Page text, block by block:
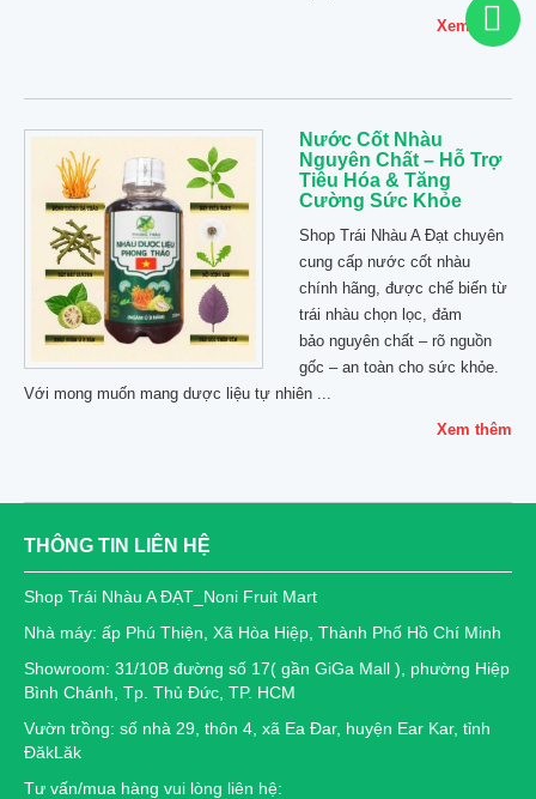
Xem thêm
Nước Cốt Nhàu
Nguyên Chất – Hỗ Trợ
Tiêu Hóa & Tăng
Cường Sức Khỏe
Shop Trái Nhàu A Đạt chuyên
cung cấp nước cốt nhàu
chính hãng, được chế biến từ
trái nhàu chọn lọc, đảm
bảo nguyên chất – rõ nguồn
gốc – an toàn cho sức khỏe.
Với mong muốn mang dược liệu tự nhiên ...
Xem thêm
THÔNG TIN LIÊN HỆ
Shop Trái Nhàu A ĐẠT_Noni Fruit Mart
Nhà máy: ấp Phú Thiện, Xã Hòa Hiệp, Thành Phố Hồ Chí Minh
Showroom: 31/10B đường số 17( gần GiGa Mall ), phường Hiệp
Bình Chánh, Tp. Thủ Đức, TP. HCM
Vườn trồng: số nhà 29, thôn 4, xã Ea Đar, huyện Ear Kar, tỉnh
ĐăkLăk
Tư vấn/mua hàng vui lòng liên hệ: